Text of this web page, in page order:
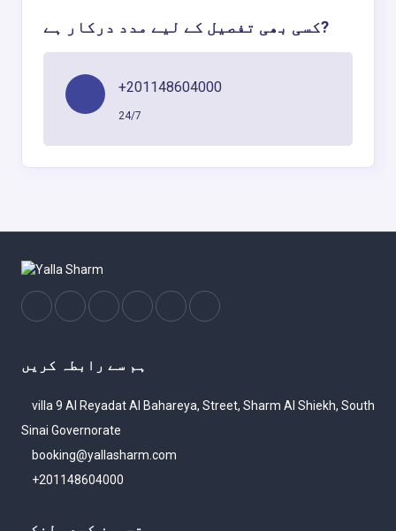
کسی بھی تفصیل کے لیے مدد درکار ہے?
+201148604000
24/7
ہم سے رابطہ کریں
villa 9 Al Reyadat Al Bahareya, Street, Sharm Al Shiekh, South
Sinai Governorate
booking@yallasharm.com
+201148604000